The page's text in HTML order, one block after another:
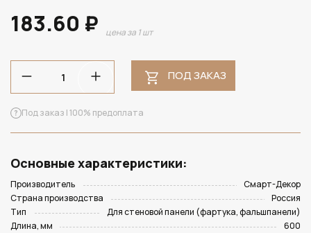
183.60 ₽ цена за 1 шт
ПОД ЗАКАЗ
Под заказ | 100% предоплата
Основные характеристики:
Производитель
Смарт-Декор
Страна производства
Россия
Тип
Для стеновой панели (фартука, фальшпанели)
Длина, мм
600